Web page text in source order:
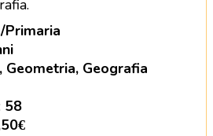
Primaria
Geometria, Geografia
58